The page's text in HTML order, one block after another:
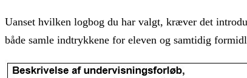
Uanset hvilken logbog du har valgt, kræver det
både samle indtrykkene for eleven og samtidig